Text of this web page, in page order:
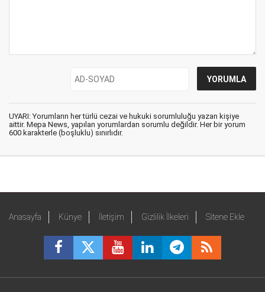
UYARI: Yorumların her türlü cezai ve hukuki sorumluluğu yazan kişiye
aittir. Mepa News, yapılan yorumlardan sorumlu değildir. Her bir yorum
600 karakterle (boşluklu) sınırlıdır.
Anasayfa Künye İletişim Gizlilik İlkeleri Sitene Ekle